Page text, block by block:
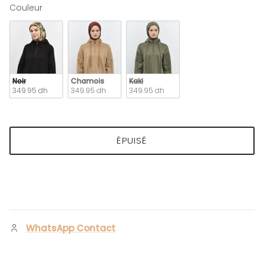
CouleurCouleur
Noir
349.95 dh
Chamois
349.95 dh
Kaki
349.95 dh
ÉPUISÉ
WhatsApp Contact